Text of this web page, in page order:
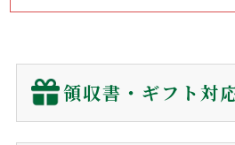
領収書・ギフト対